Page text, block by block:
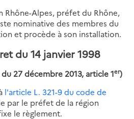
Rhône-Alpes, préfet du Rhône,
nominative des membres du
et procède à son installation.
du 14 janvier 1998
27 décembre 2013, article 1er)
l'article L. 321-9 du code de
par le préfet de la région
le règlement.